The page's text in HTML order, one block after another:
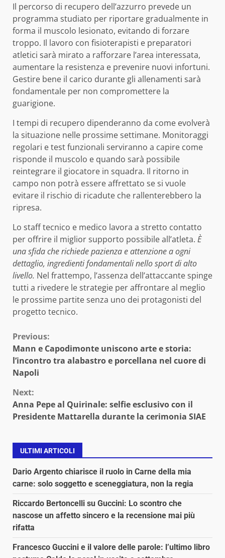
Il percorso di recupero dell’azzurro prevede un
programma studiato per riportare gradualmente in
forma il muscolo lesionato, evitando di forzare
troppo. Il lavoro con fisioterapisti e preparatori
atletici sarà mirato a rafforzare l’area interessata,
aumentare la resistenza e prevenire nuovi infortuni.
Gestire bene il carico durante gli allenamenti sarà
fondamentale per non compromettere la
guarigione.
I tempi di recupero dipenderanno da come evolverà
la situazione nelle prossime settimane. Monitoraggi
regolari e test funzionali serviranno a capire come
risponde il muscolo e quando sarà possibile
reintegrare il giocatore in squadra. Il ritorno in
campo non potrà essere affrettato se si vuole
evitare il rischio di ricadute che rallenterebbero la
ripresa.
Lo staff tecnico e medico lavora a stretto contatto
per offrire il miglior supporto possibile all’atleta. È
una sfida che richiede pazienza e attenzione a ogni
dettaglio, ingredienti fondamentali nello sport di alto
livello. Nel frattempo, l’assenza dell’attaccante spinge
tutti a rivedere le strategie per affrontare al meglio
le prossime partite senza uno dei protagonisti del
progetto tecnico.
Continue
Reading
Previous:
Mann e Capodimonte uniscono arte e storia:
l’incontro tra alabastro e porcellana nel cuore di
Napoli
Next:
Anna Pepe al Quirinale: selfie esclusivo con il
Presidente Mattarella durante la cerimonia SIAE
ULTIMI ARTICOLI
Dario Argento chiarisce il ruolo in Carne della mia
carne: solo soggetto e sceneggiatura, non la regia
Riccardo Bertoncelli su Guccini: Lo scontro che
nascose un affetto sincero e la recensione mai più
rifatta
Francesco Guccini e il valore delle parole: l’ultimo libro